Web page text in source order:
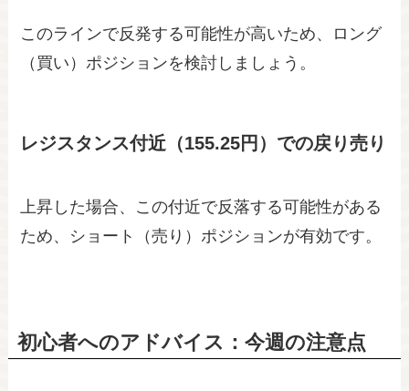
このラインで反発する可能性が高いため、ロング
（買い）ポジションを検討しましょう。
レジスタンス付近（155.25円）での戻り売り
上昇した場合、この付近で反落する可能性がある
ため、ショート（売り）ポジションが有効です。
初心者へのアドバイス：今週の注意点